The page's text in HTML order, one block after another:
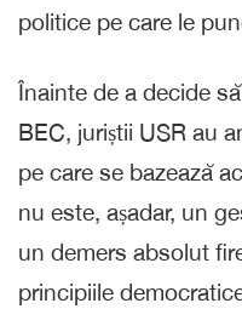
politice pe care le
Înainte de a decide
BEC, juriștii USR au
pe care se bazează
nu este, așadar, un
un demers absolut
principiile